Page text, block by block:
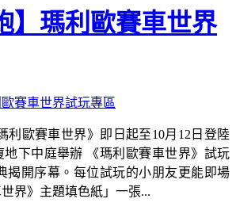
】瑪利歐賽車世界
利歐賽車世界》即日起至10月12日登陸
地下中庭舉辦 《瑪利歐賽車世界》試玩
揭開序幕。每位試玩的小朋友更能即場
界》主題填色紙」一張...